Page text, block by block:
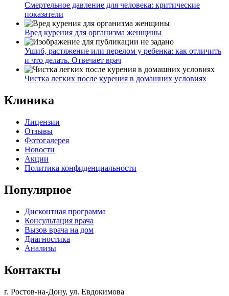
Смертельное давление для человека: критические
показатели
Вред курения для организма женщины
Ушиб, растяжение или перелом у ребенка: как отличить
и что делать. Отвечает врач
Чистка легких после курения в домашних условиях
Клиника
Лицензии
Отзывы
Фотогалерея
Новости
Акции
Политика конфиденциальности
Популярное
Дисконтная программа
Консультация врача
Вызов врача на дом
Диагностика
Анализы
Контакты
г. Ростов-на-Дону, ул. Евдокимова